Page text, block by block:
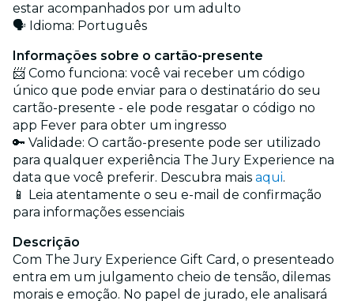
estar acompanhados por um adulto
🗣️ Idioma: Português
Informações sobre o cartão-presente
📨 Como funciona: você vai receber um código
único que pode enviar para o destinatário do seu
cartão-presente - ele pode resgatar o código no
app Fever para obter um ingresso
🔑 Validade: O cartão-presente pode ser utilizado
para qualquer experiência The Jury Experience na
data que você preferir. Descubra mais aqui.
📱 Leia atentamente o seu e-mail de confirmação
para informações essenciais
Descrição
Com The Jury Experience Gift Card, o presenteado
entra em um julgamento cheio de tensão, dilemas
morais e emoção. No papel de jurado, ele analisará